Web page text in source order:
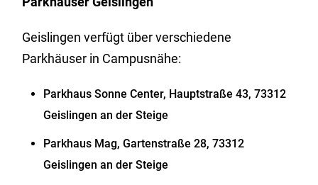
Geislingen verfügt über verschiedene
Parkhäuser in Campusnähe:
Parkhaus Sonne Center, Hauptstraße 43, 73312
Geislingen an der Steige
Parkhaus Mag, Gartenstraße 28, 73312
Geislingen an der Steige